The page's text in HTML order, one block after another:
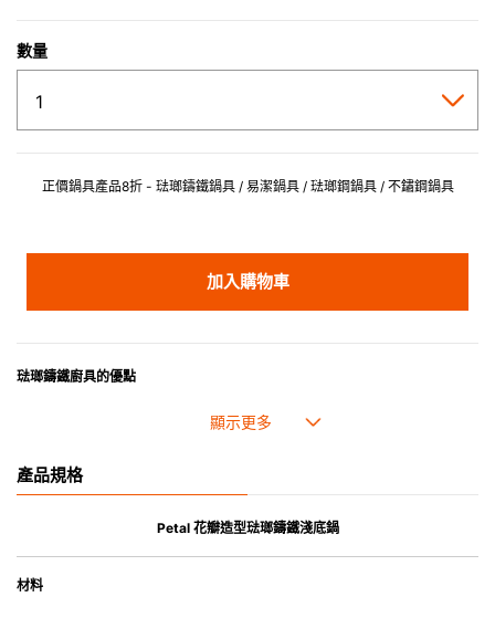
數量
正價鍋具產品8折 - 琺瑯鑄鐵鍋具 / 易潔鍋具 / 琺瑯鋼鍋具 / 不鏽鋼鍋具
加入購物車
琺瑯鑄鐵廚具的優點
• 琺瑯鑄鐵傳熱性均勻，不會產生過熱點。
• 重身的鍋蓋能有助防止蒸氣溜走,易於 保持食物的原汁原味。
• 琺瑯抗酸鹼，不會殘留氣味，安全衛生。
產品規格
Petal 花瓣造型琺瑯鑄鐵淺底鍋
材料